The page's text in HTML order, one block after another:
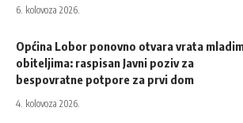
6. kolovoza 2026.
Općina Lobor ponovno otvara vrata
obiteljima: raspisan Javni poziv za
bespovratne potpore za prvi dom
4. kolovoza 2026.